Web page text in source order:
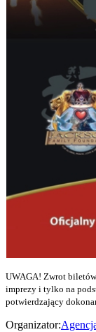
UWAGA! Zwrot
imprezy i tylko na
potwierdzający
Organizator: